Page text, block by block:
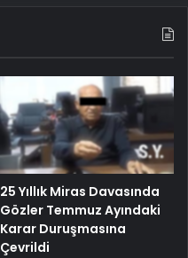
25 Yıllık Miras Davasında
Gözler Temmuz Ayındaki
Karar Duruşmasına
Çevrildi